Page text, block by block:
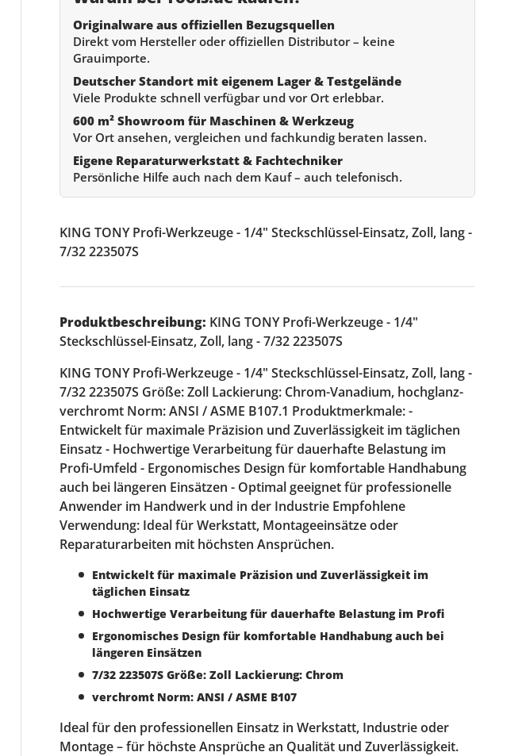
Originalware aus offiziellen Bezugsquellen
Direkt vom Hersteller oder offiziellen Distributor – keine
Grauimporte.
Deutscher Standort mit eigenem Lager & Testgelände
Viele Produkte schnell verfügbar und vor Ort erlebbar.
600 m² Showroom für Maschinen & Werkzeug
Vor Ort ansehen, vergleichen und fachkundig beraten lassen.
Eigene Reparaturwerkstatt & Fachtechniker
Persönliche Hilfe auch nach dem Kauf – auch telefonisch.
KING TONY Profi-Werkzeuge - 1/4" Steckschlüssel-Einsatz, Zoll, lang -
7/32 223507S
Produktbeschreibung: KING TONY Profi-Werkzeuge - 1/4"
Steckschlüssel-Einsatz, Zoll, lang - 7/32 223507S
KING TONY Profi-Werkzeuge - 1/4" Steckschlüssel-Einsatz, Zoll, lang -
7/32 223507S Größe: Zoll Lackierung: Chrom-Vanadium, hochglanz-
verchromt Norm: ANSI / ASME B107.1 Produktmerkmale: -
Entwickelt für maximale Präzision und Zuverlässigkeit im täglichen
Einsatz - Hochwertige Verarbeitung für dauerhafte Belastung im
Profi-Umfeld - Ergonomisches Design für komfortable Handhabung
auch bei längeren Einsätzen - Optimal geeignet für professionelle
Anwender im Handwerk und in der Industrie Empfohlene
Verwendung: Ideal für Werkstatt, Montageeinsätze oder
Reparaturarbeiten mit höchsten Ansprüchen.
Entwickelt für maximale Präzision und Zuverlässigkeit im
täglichen Einsatz
Hochwertige Verarbeitung für dauerhafte Belastung im Profi
Ergonomisches Design für komfortable Handhabung auch bei
längeren Einsätzen
7/32 223507S Größe: Zoll Lackierung: Chrom
verchromt Norm: ANSI / ASME B107
Ideal für den professionellen Einsatz in Werkstatt, Industrie oder
Montage – für höchste Ansprüche an Qualität und Zuverlässigkeit.